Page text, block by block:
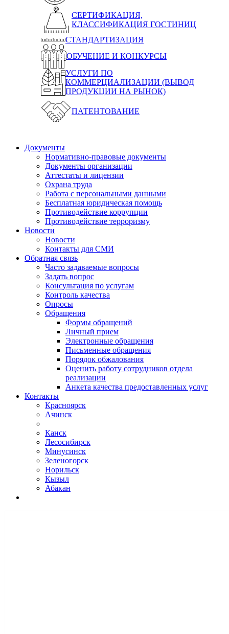
СЕРТИФИКАЦИЯ,
КЛАССИФИКАЦИЯ ГОСТИНИЦ
СТАНДАРТИЗАЦИЯ
ОБУЧЕНИЕ И КОНКУРСЫ
УСЛУГИ ПО
КОММЕРЦИАЛИЗАЦИИ (ВЫВОД
ПРОДУКЦИИ НА РЫНОК)
ПАТЕНТОВАНИЕ
Документы
Нормативно-правовые документы
Документы организации
Аттестаты и лицензии
Охрана труда
Работа с персональными данными
Бесплатная юридическая помощь
Противодействие коррупции
Противодействие терроризму
Новости
Новости
Контакты для СМИ
Обратная связь
Часто задаваемые вопросы
Задать вопрос
Консультация по услугам
Контроль качества
Опросы
Обращения
Формы обращений
Личный прием
Электронные обращения
Письменные обращения
Порядок обжалования
Оценить работу сотрудников отдела
реализации
Анкета качества предоставленных услуг
Контакты
Красноярск
Ачинск
Канск
Лесосибирск
Минусинск
Зеленогорск
Норильск
Кызыл
Абакан